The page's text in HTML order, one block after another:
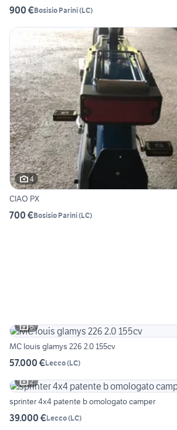
900 €Bosisio Parini(LC)
4
CIAO PX
700 €Bosisio Parini(LC)
6
MC louis glamys 226 2.0 155cv
57.000 €Lecco(LC)
2
sprinter 4x4 patente b omologato camper
39.000 €Lecco(LC)